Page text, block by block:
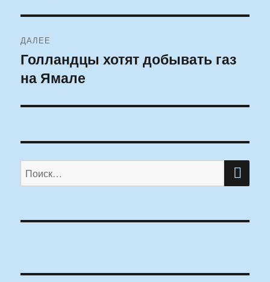
ДАЛЕЕ
Следующая
запись:
Голландцы хотят добывать газ
на Ямале
Искать: